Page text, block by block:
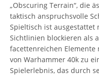
„Obscuring Terrain“, die
taktisch anspruchsvolle
Spieltisch ist ausgestattet
Sichtlinien blockieren als
facettenreichen Elemente
von Warhammer 40k zu
Spielerlebnis, das durch